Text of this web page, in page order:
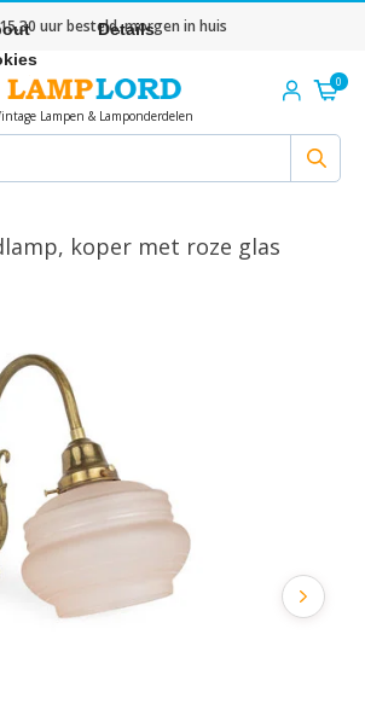
uur besteld, morgen in huis
Lampen & Lamponderdelen
0
koper met roze glas
Details